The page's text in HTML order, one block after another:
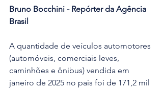
Bruno Bocchini - Repórter da Agência
Brasil
A quantidade de veículos automotores
(automóveis, comerciais leves,
caminhões e ônibus) vendida em
janeiro de 2025 no país foi de 171,2 mil